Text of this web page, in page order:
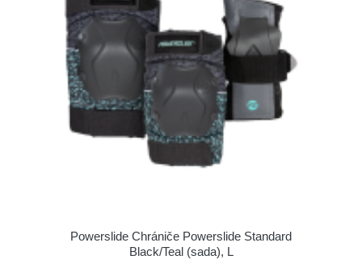
Powerslide Chrániče Powerslide Standard
Black/Teal (sada), L